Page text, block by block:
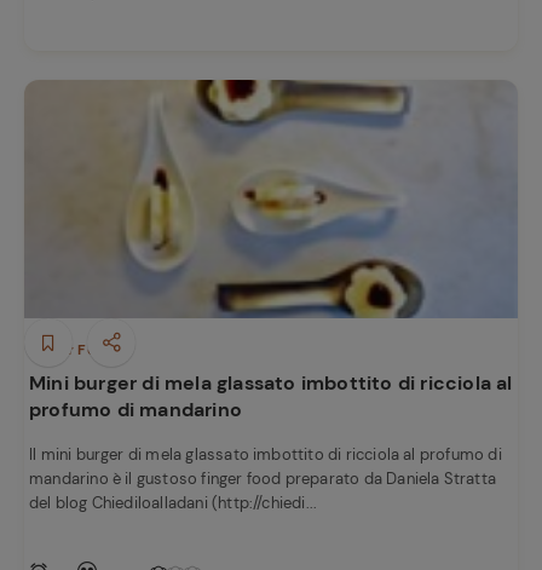
Finger Food
Mini burger di mela glassato imbottito di ricciola al
profumo di mandarino
Il mini burger di mela glassato imbottito di ricciola al profumo di
mandarino è il gustoso finger food preparato da Daniela Stratta
del blog Chiediloalladani (http://chiedi...